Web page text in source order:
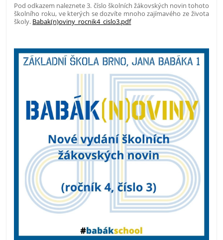
Pod odkazem naleznete 3. číslo školních žákovských novin tohoto
školního roku, ve kterých se dozvíte mnoho zajímavého ze života
školy. Babak(n)oviny_rocnik4_cislo3.pdf